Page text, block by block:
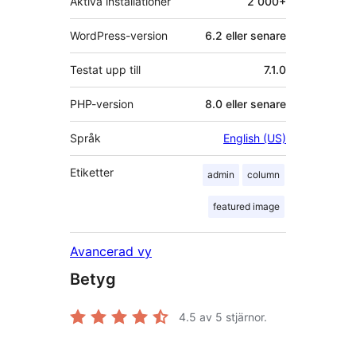
WordPress-version 6.2 eller senare
Testat upp till 7.1.0
PHP-version 8.0 eller senare
Språk English (US)
Etiketter admin column
featured image
Avancerad vy
Betyg
4.5 av 5 stjärnor.